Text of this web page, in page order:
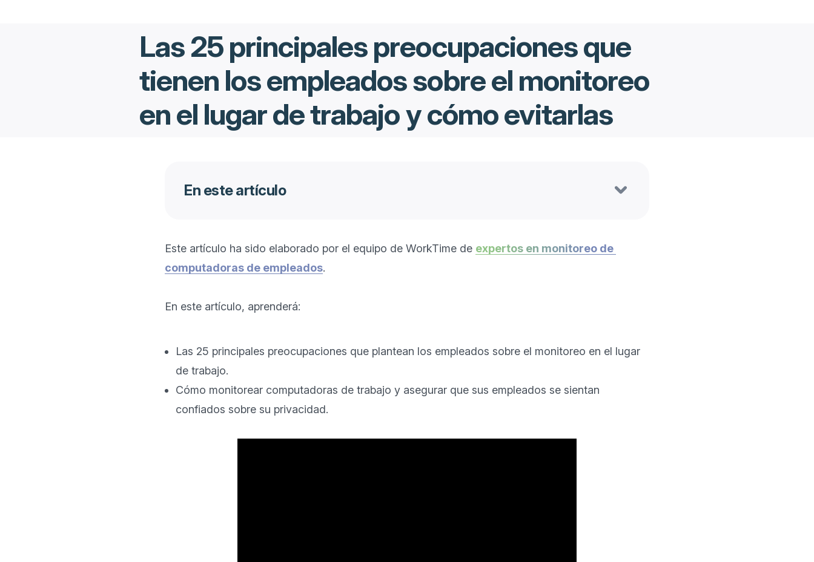
Las 25 principales preocupaciones que
tienen los empleados sobre el monitoreo
en el lugar de trabajo y cómo evitarlas
En este artículo
Este artículo ha sido elaborado por el equipo de WorkTime de expertos en monitoreo de
computadoras de empleados.
En este artículo, aprenderá:
Las 25 principales preocupaciones que plantean los empleados sobre el monitoreo en el lugar
de trabajo.
Cómo monitorear computadoras de trabajo y asegurar que sus empleados se sientan
confiados sobre su privacidad.